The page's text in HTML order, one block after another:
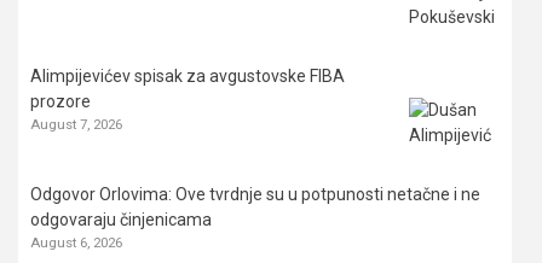
Alimpijevićev spisak za avgustovske FIBA
prozore
August 7, 2026
Odgovor Orlovima: ​Ove tvrdnje su u potpunosti netačne i ne
odgovaraju činjenicama
August 6, 2026